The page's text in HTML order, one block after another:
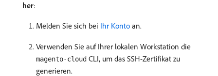
her:
Melden Sie sich bei Ihr Konto an.
Verwenden Sie auf Ihrer lokalen Workstation die
magento-cloud CLI, um das SSH-Zertifikat zu
generieren.